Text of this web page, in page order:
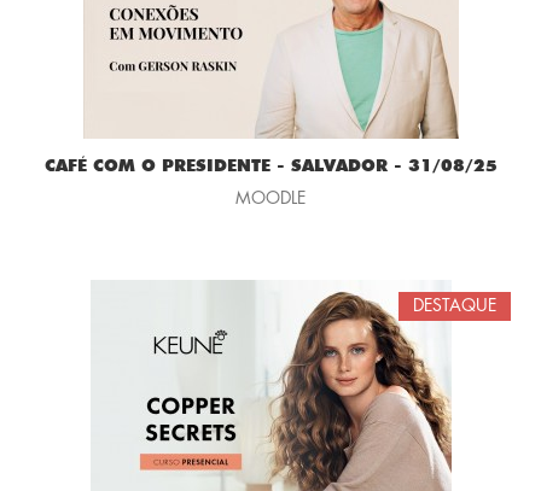
CAFÉ COM O PRESIDENTE - SALVADOR - 31/08/25
MOODLE
DESTAQUE